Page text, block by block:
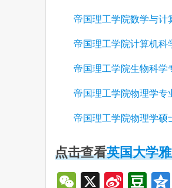
帝国理工学院数学与计
帝国理工学院计算机科
帝国理工学院生物科学
帝国理工学院物理学专
帝国理工学院物理学硕
点击查看英国大学
WeChat
X
Sina